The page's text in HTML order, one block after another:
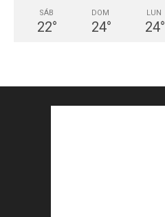
SÁB
22°
DOM
24°
LUN
24°